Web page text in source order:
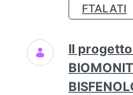
FTALATI
Il progetto